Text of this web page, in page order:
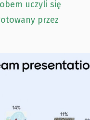
uczyli się
przez